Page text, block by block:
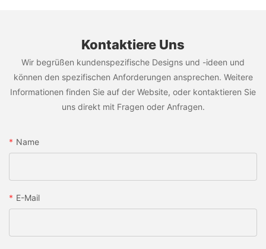
Kontaktiere Uns
Wir begrüßen kundenspezifische Designs und -ideen und
können den spezifischen Anforderungen ansprechen. Weitere
Informationen finden Sie auf der Website, oder kontaktieren Sie
uns direkt mit Fragen oder Anfragen.
Name
E-Mail